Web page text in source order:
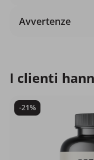
Avvertenze
I clienti
-21%